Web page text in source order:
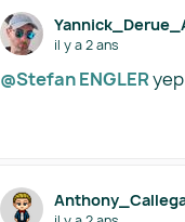
il y a 2 ans
@Stefan ENGLER